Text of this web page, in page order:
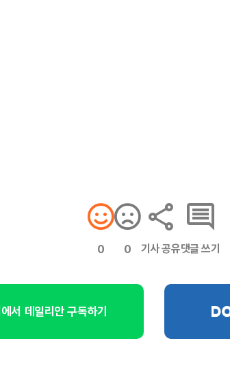
0 0 기사 공유댓글 쓰기
서 데일리안 구독하기